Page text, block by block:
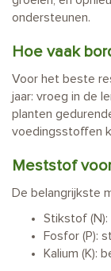
ondersteunen.
Hoe vaak
Voor het beste
jaar: vroeg in de
planten
voedingsstoffen
Meststof
De belangrijkste
Stikstof
Fosfor (P):
Kalium (K):